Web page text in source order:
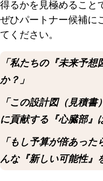
得るかを見極めること
ぜひパートナー候補に
てください。
「私たちの『未来予
か？」
「この設計図（見積
に貢献する『心臓部』
「もし予算が倍あっ
んな『新しい可能性』